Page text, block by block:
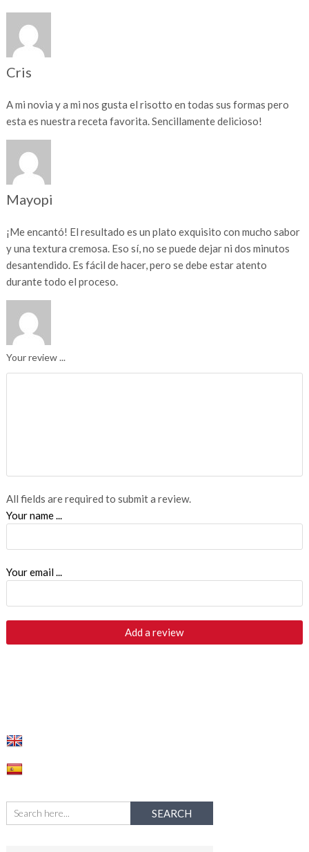
Cris
A mi novia y a mi nos gusta el risotto en todas sus formas pero
esta es nuestra receta favorita. Sencillamente delicioso!
Mayopi
¡Me encantó! El resultado es un plato exquisito con mucho sabor
y una textura cremosa. Eso sí, no se puede dejar ni dos minutos
desantendido. Es fácil de hacer, pero se debe estar atento
durante todo el proceso.
Your review ...
All fields are required to submit a review.
Your name ...
Your email ...